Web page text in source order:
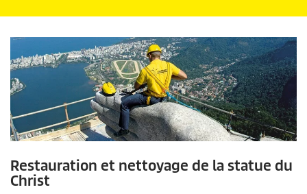
Restauration et nettoyage de la statue du
Christ